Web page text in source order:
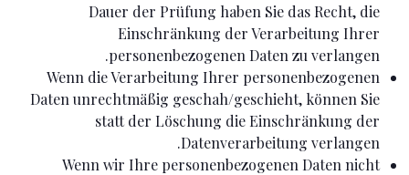
Dauer der Prüfung haben Sie das Recht, die
Einschränkung der Verarbeitung Ihrer
personenbezogenen Daten zu verlangen.
Wenn die Verarbeitung Ihrer personenbezogenen
Daten unrechtmäßig geschah/geschieht, können Sie
statt der Löschung die Einschränkung der
Datenverarbeitung verlangen.
Wenn wir Ihre personenbezogenen Daten nicht